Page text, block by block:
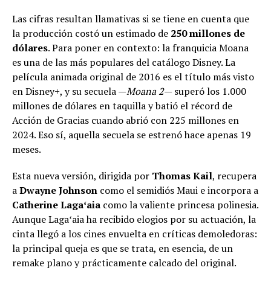
Las cifras resultan llamativas si se tiene en cuenta que
la producción costó un estimado de 250 millones de
dólares. Para poner en contexto: la franquicia Moana
es una de las más populares del catálogo Disney. La
película animada original de 2016 es el título más visto
en Disney+, y su secuela —Moana 2— superó los 1.000
millones de dólares en taquilla y batió el récord de
Acción de Gracias cuando abrió con 225 millones en
2024. Eso sí, aquella secuela se estrenó hace apenas 19
meses.
Esta nueva versión, dirigida por Thomas Kail, recupera
aDwayne Johnson como el semidiós Maui e incorpora a
Catherine Lagaʻaia como la valiente princesa polinesia.
Aunque Lagaʻaia ha recibido elogios por su actuación, la
cinta llegó a los cines envuelta en críticas demoledoras:
la principal queja es que se trata, en esencia, de un
remake plano y prácticamente calcado del original.